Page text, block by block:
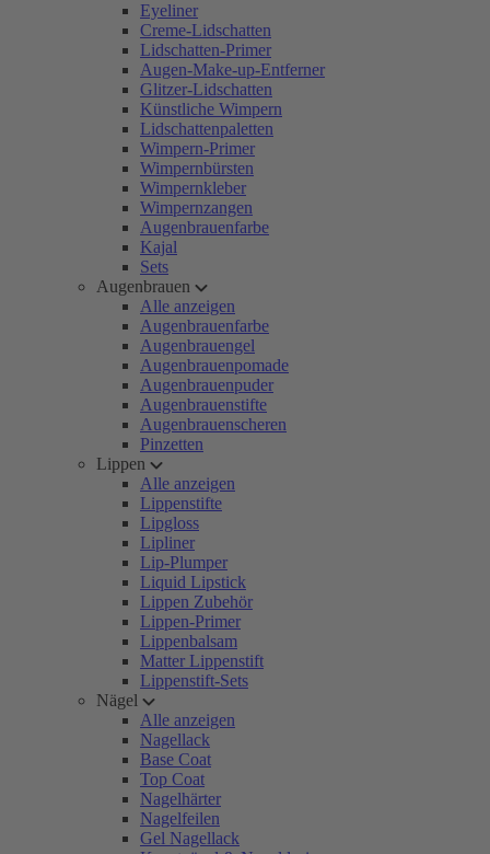
Eyeliner
Creme-Lidschatten
Lidschatten-Primer
Augen-Make-up-Entferner
Glitzer-Lidschatten
Künstliche Wimpern
Lidschattenpaletten
Wimpern-Primer
Wimpernbürsten
Wimpernkleber
Wimpernzangen
Augenbrauenfarbe
Kajal
Sets
Augenbrauen
Alle anzeigen
Augenbrauenfarbe
Augenbrauengel
Augenbrauenpomade
Augenbrauenpuder
Augenbrauenstifte
Augenbrauenscheren
Pinzetten
Lippen
Alle anzeigen
Lippenstifte
Lipgloss
Lipliner
Lip-Plumper
Liquid Lipstick
Lippen Zubehör
Lippen-Primer
Lippenbalsam
Matter Lippenstift
Lippenstift-Sets
Nägel
Alle anzeigen
Nagellack
Base Coat
Top Coat
Nagelhärter
Nagelfeilen
Gel Nagellack